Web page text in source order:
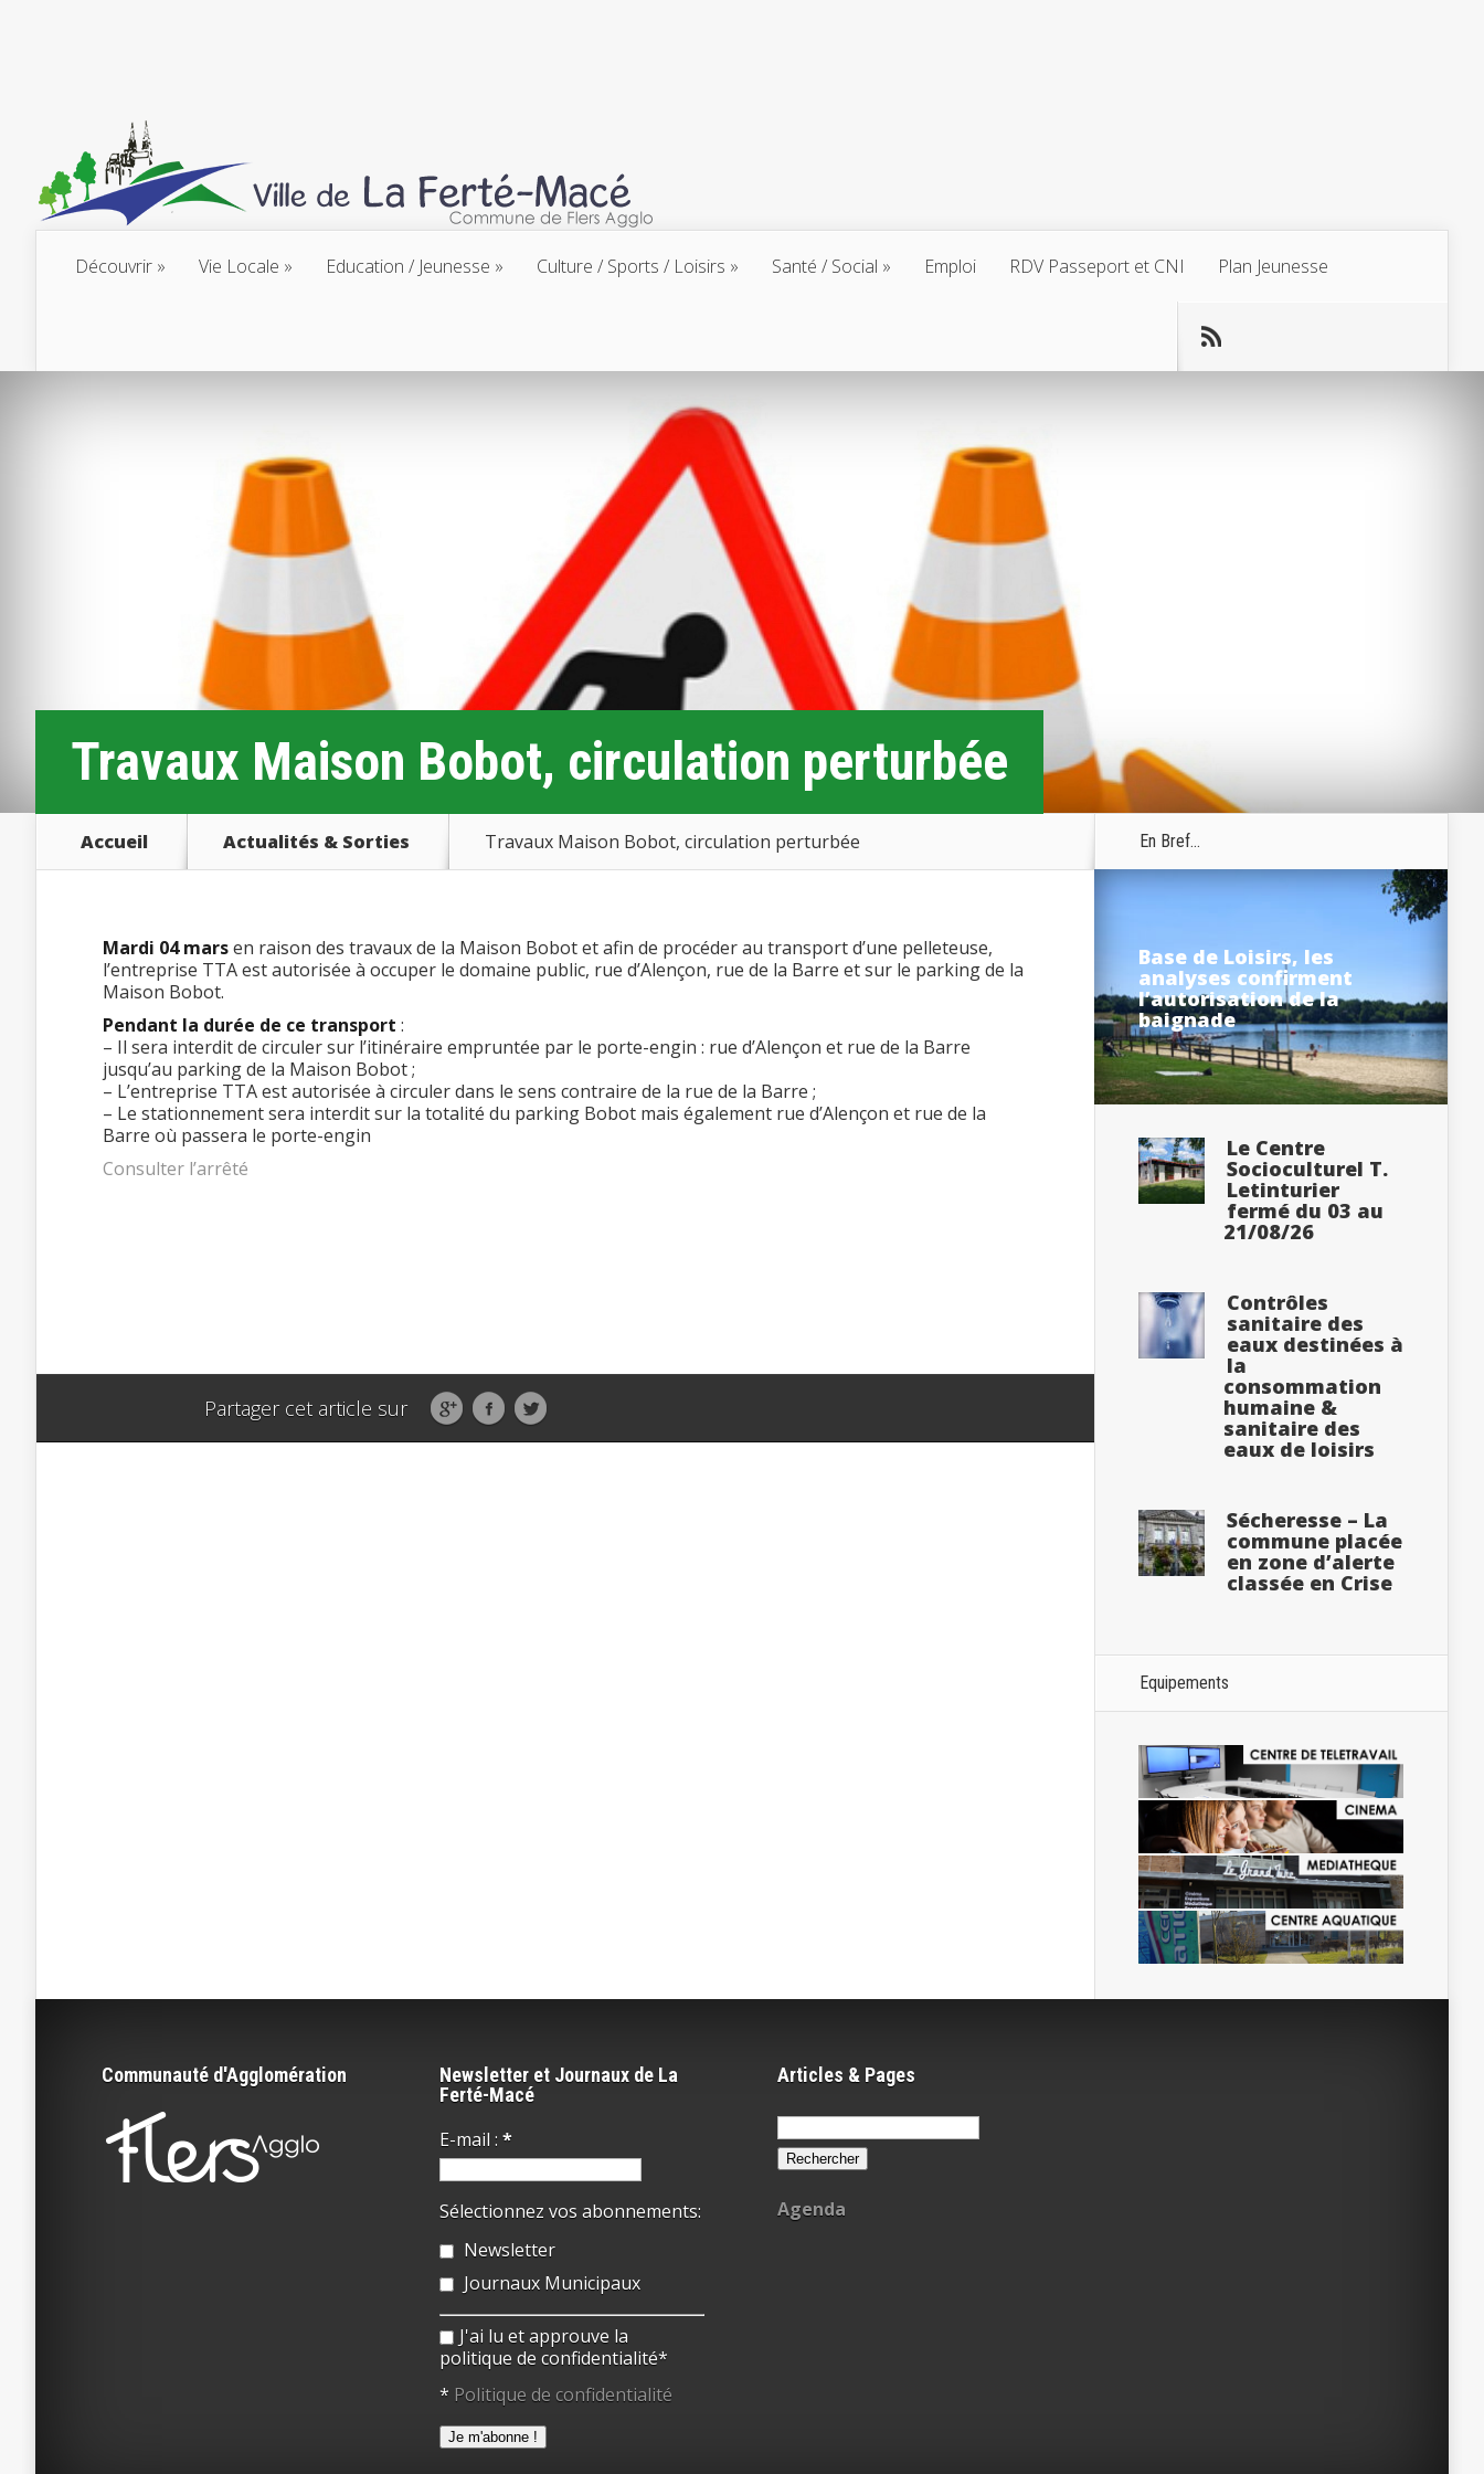
Découvrir Vie Locale Education / Jeunesse Culture / Sports / Loisirs Santé / Social Emploi RDV Passeport et CNI Plan Jeunesse
Travaux Maison Bobot, circulation perturbée
Accueil Actualités & Sorties Travaux Maison Bobot, circulation perturbée
Mardi 04 marsen raison des travaux de la Maison Bobot et afin de procéder au transport d’une pelleteuse,
l’entreprise TTA est autorisée à occuper le domaine public, rue d’Alençon, rue de la Barre et sur le parking de la
Maison Bobot.
Pendant la durée de ce transport :
– Il sera interdit de circuler sur l’itinéraire empruntée par le porte-engin : rue d’Alençon et rue de la Barre
jusqu’au parking de la Maison Bobot ;
– L’entreprise TTA est autorisée à circuler dans le sens contraire de la rue de la Barre ;
– Le stationnement sera interdit sur la totalité du parking Bobot mais également rue d’Alençon et rue de la
Barre où passera le porte-engin
Consulter l’arrêté
Partager cet article sur
En Bref...
Base de Loisirs, les
analyses confirment
l’autorisation de la
baignade
Le Centre
Socioculturel T.
Letinturier
fermé du 03 au
21/08/26
Contrôles
sanitaire des
eaux destinées à
la
consommation
humaine &
sanitaire des
eaux de loisirs
Sécheresse – La
commune placée
en zone d’alerte
classée en Crise
Equipements
Communauté d'Agglomération
Newsletter et Journaux de La
Ferté-Macé
E-mail : *
Sélectionnez vos abonnements:
Newsletter
Journaux Municipaux
J'ai lu et approuve la
politique de confidentialité*
* Politique de confidentialité
Articles & Pages
Rechercher :
Agenda